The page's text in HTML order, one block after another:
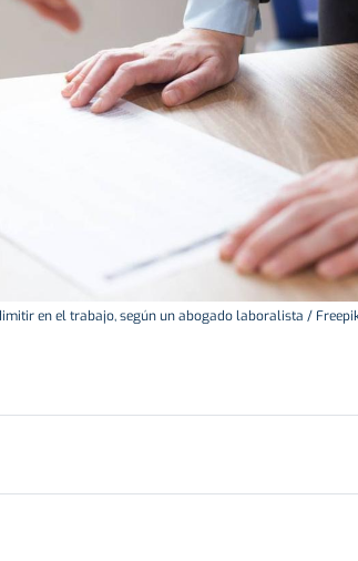
en el trabajo, según un abogado laboralista /